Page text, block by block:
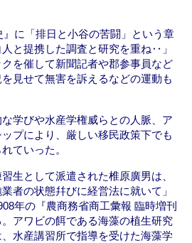
に「排日と小谷の苦闘」という章
と提携した調査と研究を重ね‥」
を催して新聞記者や郡参事員など
見せて無害を訴えるなどの運動も
学びや水産学権威らとの人脈、ア
プにより、厳しい移民政策下でも
ていった。
生として派遣された椎原廣男は、
者の状態幷びに経営法に就いて」
年の『農商務省商工彙報 臨時増刊
アワビの餌である海藻の植生研究
水産講習所で指導を受けた海藻学